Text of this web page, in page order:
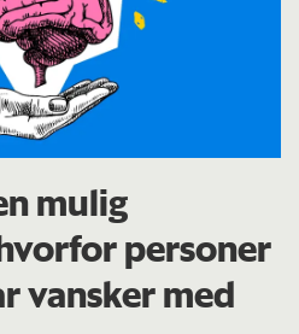
mulig
personer
vansker med